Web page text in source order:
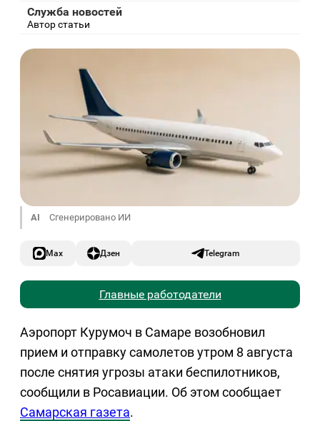
Служба новостей
Автор статьи
AI Сгенерировано ИИ
Max Дзен Telegram
Главные работодатели
Аэропорт Курумоч в Самаре возобновил
прием и отправку самолетов утром 8 августа
после снятия угрозы атаки беспилотников,
сообщили в Росавиации. Об этом сообщает
Самарская газета.